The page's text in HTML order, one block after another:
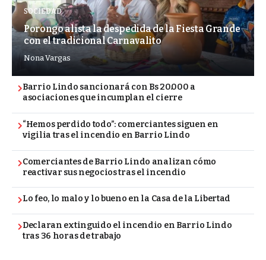
SOCIEDAD
Porongo alista la despedida de la Fiesta Grande
con el tradicional Carnavalito
Nona Vargas
Barrio Lindo sancionará con Bs 20.000 a
asociaciones que incumplan el cierre
“Hemos perdido todo”: comerciantes siguen en
vigilia tras el incendio en Barrio Lindo
Comerciantes de Barrio Lindo analizan cómo
reactivar sus negocios tras el incendio
Lo feo, lo malo y lo bueno en la Casa de la Libertad
Declaran extinguido el incendio en Barrio Lindo
tras 36 horas de trabajo